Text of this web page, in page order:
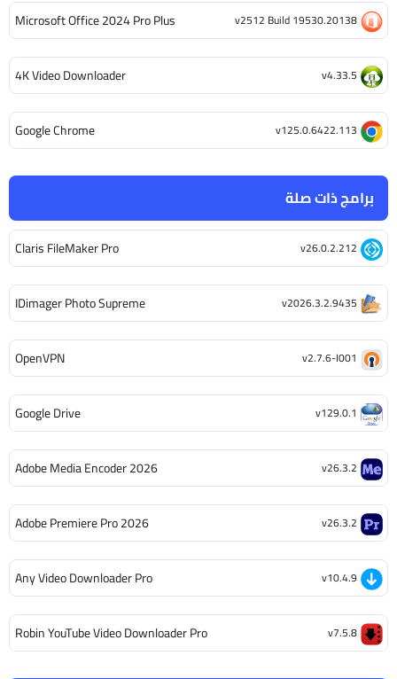
برامج ذات صلة
Claris FileMaker Pro v26.0.2.212
IDimager Photo Supreme v2026.3.2.9435
OpenVPN v2.7.6-I001
Google Drive v129.0.1
Adobe Media Encoder 2026 v26.3.2
Adobe Premiere Pro 2026 v26.3.2
Any Video Downloader Pro v10.4.9
Robin YouTube Video Downloader Pro v7.5.8
Microsoft Office 2024 Pro Plus v2512 Build 19530.20138
4K Video Downloader v4.33.5
Google Chrome v125.0.6422.113